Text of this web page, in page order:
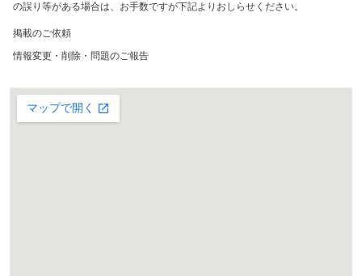
の誤り等がある場合は、お手数ですが下記よりおしらせください。
掲載のご依頼
情報変更・削除・問題のご報告